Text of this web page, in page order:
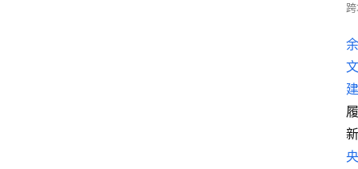
余
文
建
履
新
央